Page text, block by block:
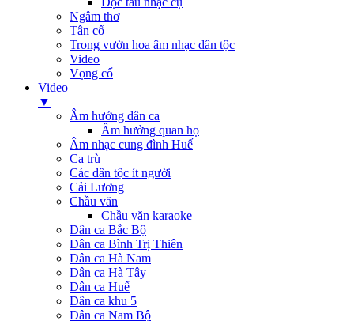
Ngâm thơ
Tân cổ
Trong vườn hoa âm nhạc dân tộc
Video
Vọng cổ
Video
▼
Âm hưởng dân ca
Âm hưởng quan họ
Âm nhạc cung đình Huế
Ca trù
Các dân tộc ít người
Cải Lương
Chầu văn
Chầu văn karaoke
Dân ca Bắc Bộ
Dân ca Bình Trị Thiên
Dân ca Hà Nam
Dân ca Hà Tây
Dân ca Huế
Dân ca khu 5
Dân ca Nam Bộ